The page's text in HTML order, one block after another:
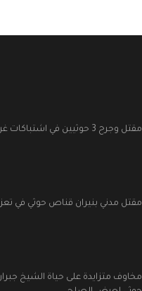
مقتل وجرح 3 حوثيين في اشتباكات غرب تعز
مقتل مدني بنيران قناص حوثي في تعز
مخاوف متزايدة على حياة الشيخ